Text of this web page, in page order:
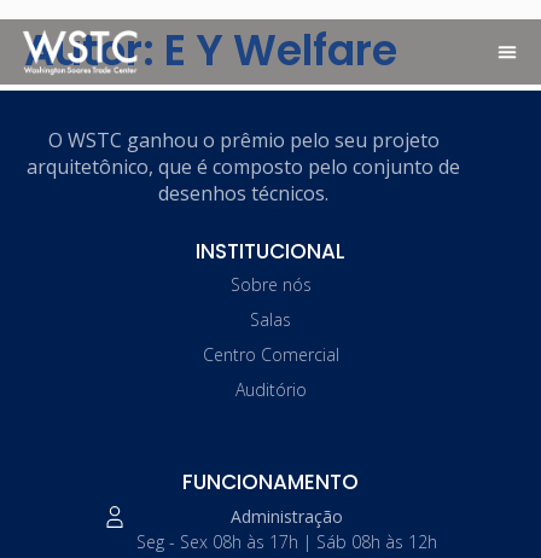
Autor: E Y Welfare
O WSTC ganhou o prêmio pelo seu projeto
arquitetônico, que é composto pelo conjunto de
desenhos técnicos.
INSTITUCIONAL
Sobre nós
Salas
Centro Comercial
Auditório
FUNCIONAMENTO
Administração
Seg - Sex 08h às 17h | Sáb 08h às 12h